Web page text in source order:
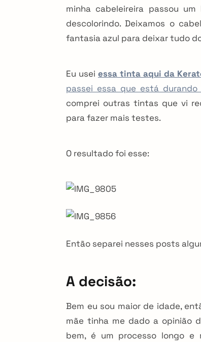
minha cabeleireira passou
descolorindo. Deixamos o
fantasia azul para deixar tudo
Eu usei essa tinta aqui da
passei essa que está durando
comprei outras tintas que vi
para fazer mais testes.
O resultado foi esse:
Então separei nesses posts
A decisão:
Bem eu sou maior de idade,
mãe tinha me dado a opinião
bem, é um processo longo e